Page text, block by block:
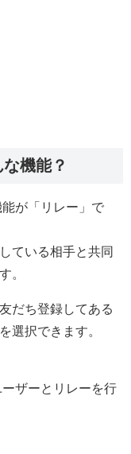
機能？
が「リレー」で
ている相手と共同
。
だち登録してある
選択できます。
ザーとリレーを行